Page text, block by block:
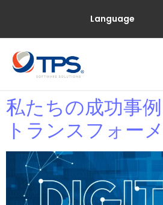
Language
私たちの成功事
トランスフォー